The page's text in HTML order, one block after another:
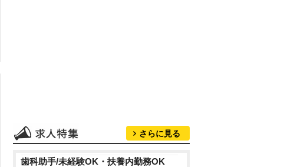
さらに見る
歯科助手/未経験OK・扶養内勤務OK